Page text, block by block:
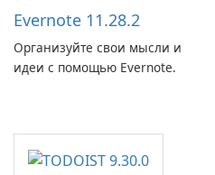
Evernote 11.28.2
Организуйте свои мысли и
идеи с помощью Evernote.